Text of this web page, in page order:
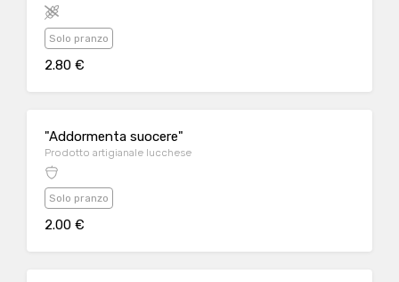
Solo pranzo
2.80 €
"Addormenta suocere"
Prodotto artigianale lucchese
Solo pranzo
2.00 €